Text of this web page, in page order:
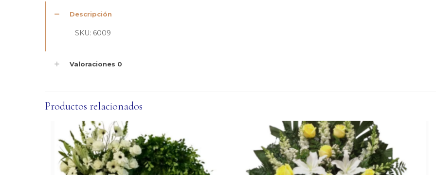
Descripción
SKU: 6009
Valoraciones 0
Productos relacionados